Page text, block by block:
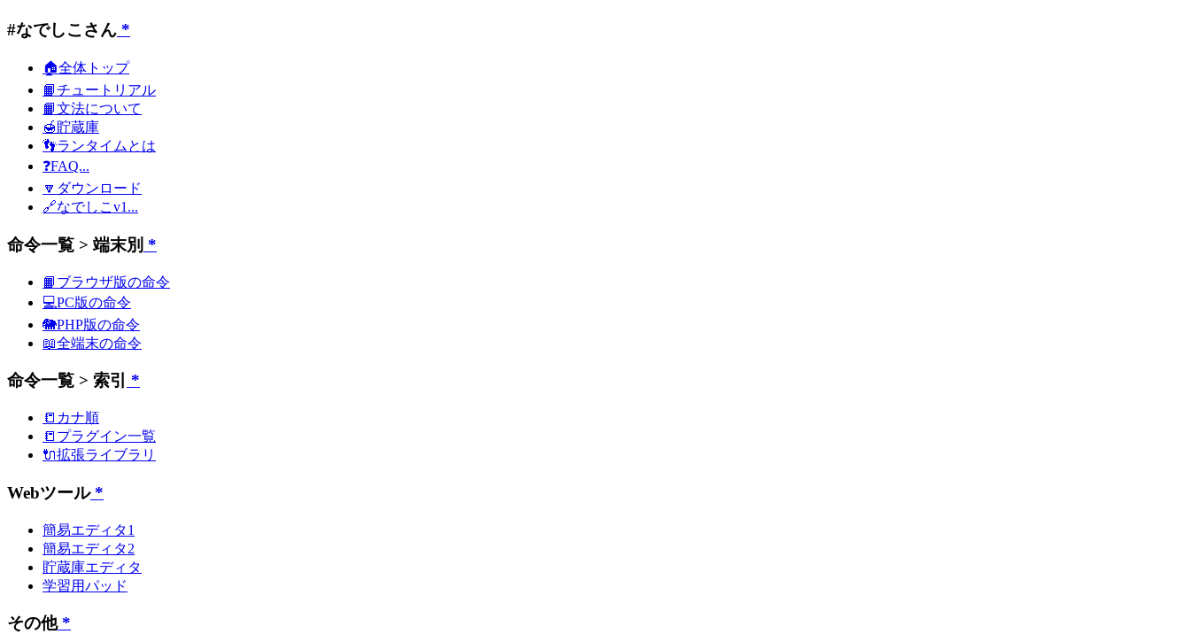
#なでしこさん *
🏠全体トップ
📙チュートリアル
📙文法について
🍯貯蔵庫
👣ランタイムとは
❓FAQ...
🔽ダウンロード
🔗なでしこv1...
命令一覧 > 端末別 *
📙ブラウザ版の命令
💻PC版の命令
🐘PHP版の命令
📖全端末の命令
命令一覧 > 索引 *
📒カナ順
📒プラグイン一覧
🔌拡張ライブラリ
Webツール*
簡易エディタ1
簡易エディタ2
貯蔵庫エディタ
学習用パッド
その他*